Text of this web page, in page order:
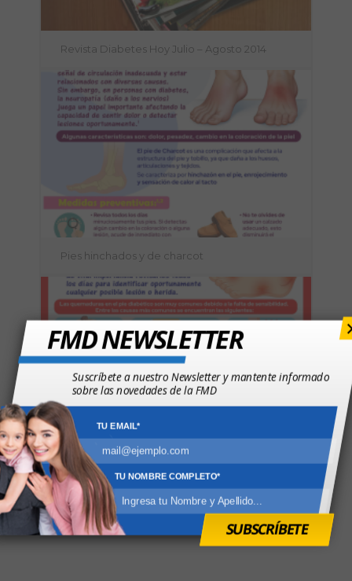
Revista Diabetes Hoy Julio – Agosto 2014
Pies hinchados y de charcot
Quemaduras en el pie diabético
Mitos del automonitoreo
FMD NEWSLETTER
Suscríbete a nuestro Newsletter y mantente informado
sobre las novedades de la FMD
TU EMAIL*
SUBSCRÍBETE
TU NOMBRE COMPLETO*